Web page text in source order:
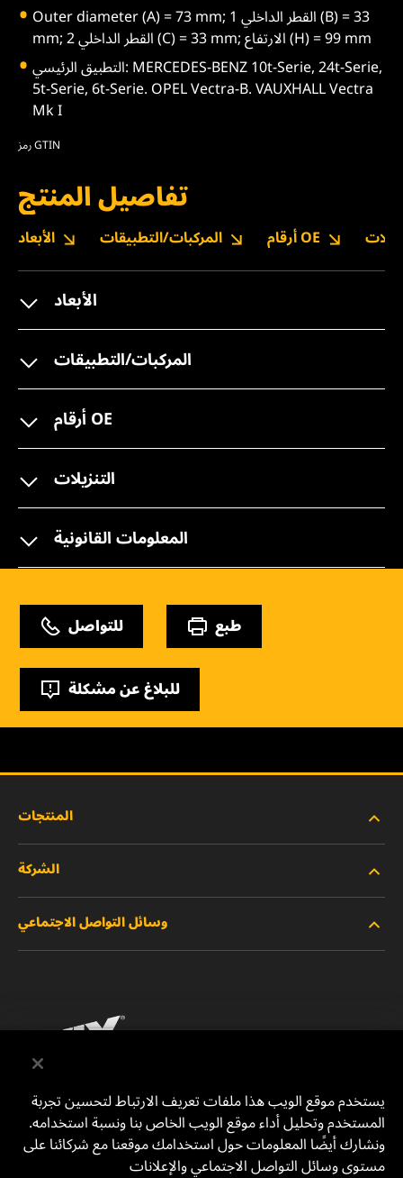
Outer diameter (A) = 73 mm; القطر الداخلي 1 (B) = 33
mm; القطر الداخلي 2 (C) = 33 mm; الارتفاع (H) = 99 mm
التطبيق الرئيسي: MERCEDES-BENZ 10t-Serie, 24t-Serie,
5t-Serie, 6t-Serie. OPEL Vectra-B. VAUXHALL Vectra
Mk I
رمز GTIN
تفاصيل المنتج
الأبعاد المركبات/التطبيقات أرقام OE
الأبعاد
المركبات/التطبيقات
أرقام OE
التنزيلات
المعلومات القانونية
للتواصل طبع
للبلاغ عن مشكلة
المنتجات
المنتجات الجديدة
المنتجات المتوقفة/المستبدلة
الشركة
الوظائف
إشعار قانوني
الطباعة
للتواصل معنا
وسائل التواصل الاجتماعي
يوتيوب
MANN+HUMMEL Middle East FZE
DAFZA (Dubai Airport Free Zone)
يستخدم موقع الويب هذا ملفات تعريف الارتباط لتحسين تجربة
المستخدم وتحليل أداء موقع الويب الخاص بنا ونسبة استخدامه.
ونشارك أيضًا المعلومات حول استخدامك موقعنا مع شركائنا على
مستوى وسائل التواصل الاجتماعي والإعلانات